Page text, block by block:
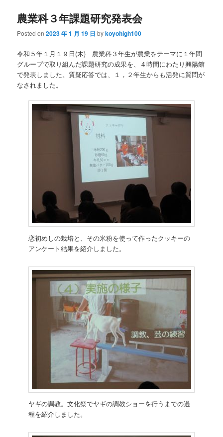
農業科３年課題研究発表会
Posted on2023 年 1 月 19 日 bykoyohigh100
令和５年１月１９日(木) 農業科３年生が農業をテーマに１年間
グループで取り組んだ課題研究の成果を、４時間にわたり興陽館
で発表しました。質疑応答では、１，２年生からも活発に質問が
なされました。
恋初めしの栽培と、その米粉を使って作ったクッキーの
アンケート結果を紹介しました。
ヤギの調教。文化祭でヤギの調教ショーを行うまでの過
程を紹介しました。